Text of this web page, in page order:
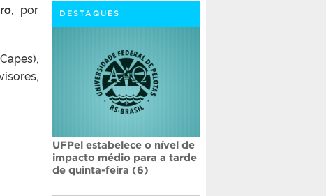
, por
DESTAQUES
UFPel estabelece o nível de
impacto médio para a tarde
de quinta-feira (6)